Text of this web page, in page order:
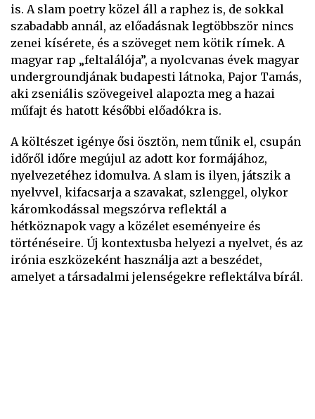
is. A slam poetry közel áll a raphez is, de sokkal
szabadabb annál, az előadásnak legtöbbször nincs
zenei kísérete, és a szöveget nem kötik rímek. A
magyar rap „feltalálója”, a nyolcvanas évek magyar
undergroundjának budapesti látnoka, Pajor Tamás,
aki zseniális szövegeivel alapozta meg a hazai
műfajt és hatott későbbi előadókra is.
A költészet igénye ősi ösztön, nem tűnik el, csupán
időről időre megújul az adott kor formájához,
nyelvezetéhez idomulva. A slam is ilyen, játszik a
nyelvvel, kifacsarja a szavakat, szlenggel, olykor
káromkodással megszórva reflektál a
hétköznapok vagy a közélet eseményeire és
történéseire. Új kontextusba helyezi a nyelvet, és az
irónia eszközeként használja azt a beszédet,
amelyet a társadalmi jelenségekre reflektálva bírál.